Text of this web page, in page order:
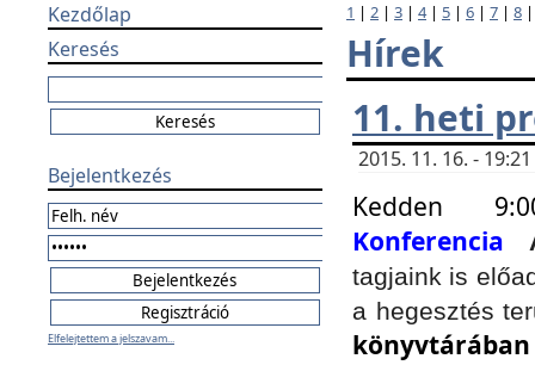
Kezdőlap
Keresés
Bejelentkezés
Elfelejtettem a jelszavam...
1 | 2 | 3 | 4| 5 | 6 | 7 | 8
Hírek
11. heti
2015. 11. 16. -
Kedden
Konferencia
tagjaink is
a hegesztés
könyvtárában